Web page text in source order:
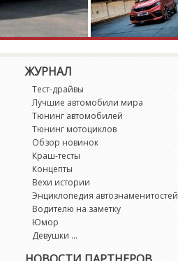
ЖУРНАЛ
Тест-драйвы
Лучшие автомобили мира
Тюнинг автомобилей
Тюнинг мотоциклов
Обзор новинок
Краш-тесты
Концепты
Вехи истории
Энциклопедия автознаменитостей
Водителю на заметку
Юмор
Девушки ...